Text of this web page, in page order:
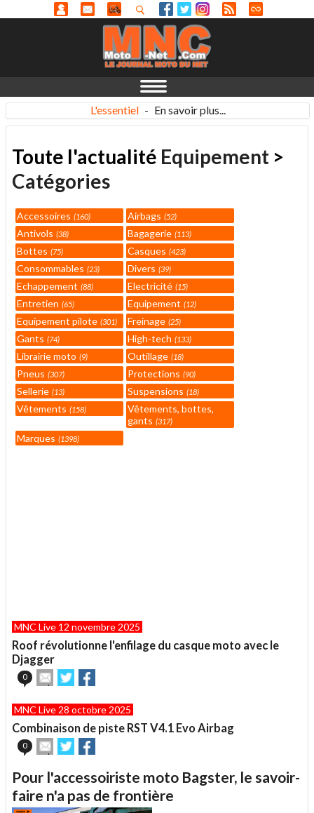
L'essentiel - En savoir plus...
Toute l'actualité Equipement >
Catégories
Accessoires 160 Airbags 52
Antivols 38 Bagagerie 113
Bottes 75 Casques 423
Consommables 23 Divers 39
Echappement 88 Electricité 15
Entretien 65 Equipement 12
Equipement pilote 301 Freinage 25
Gants 74 High-tech 133
Librairie moto 9 Outillage 18
Pneus 307 Protections 90
Sellerie 13 Suspensions 18
Vêtements 158
Vêtements, bottes,
gants
317
Marques 1398
MNC Live 12 novembre 2025
Roof révolutionne l'enfilage du casque moto avec le
Djagger
0
Envoyer
cet
à
un
ami
Partager
sur sur
MNC Live 28 octobre 2025
Combinaison de piste RST V4.1 Evo Airbag
0
Envoyer
cet
à
un
ami
Partager
sur sur
Pour l'accessoiriste moto Bagster, le savoir-
faire n'a pas de frontière